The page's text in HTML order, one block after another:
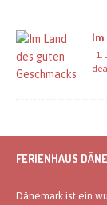
Im
1.
FERIENHAUS
Dänemark ist ein